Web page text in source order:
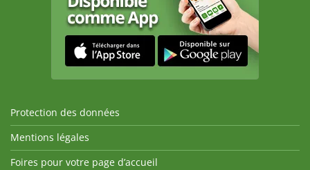
Protection des données
Mentions légales
Foires pour votre page d’accueil